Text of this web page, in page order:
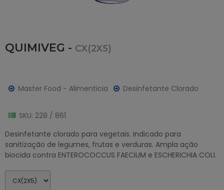
QUIMIVEG - CX(2X5)
Master Food - Alimenticia Desinfetante Clorado
SKU: 228 / 861
Desinfetante clorado para vegetais. Indicado para
sanitização de legumes, frutas e verduras. Ampla ação
biocida contra ENTEROCOCCUS FAECIUM e ESCHERICHIA COLI.